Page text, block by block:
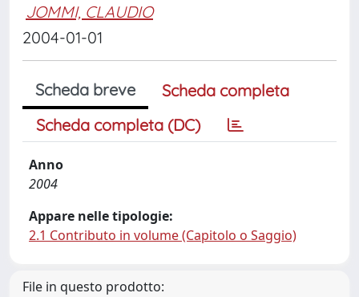
JOMMI, CLAUDIO
2004-01-01
Scheda breve
Scheda completa
Scheda completa (DC)
Anno
2004
Appare nelle tipologie:
2.1 Contributo in volume (Capitolo o Saggio)
File in questo prodotto: